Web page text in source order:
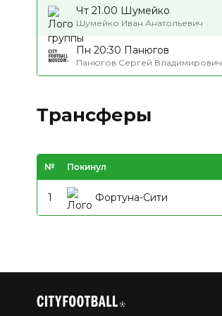
Чт 21.00 Шумейко
Шумейко Иван Анатольевич
Пн 20:30 Панюгов
Панюгов Сергей Владимирович
Трансферы
№ Покинул
1 Фортуна-Сити